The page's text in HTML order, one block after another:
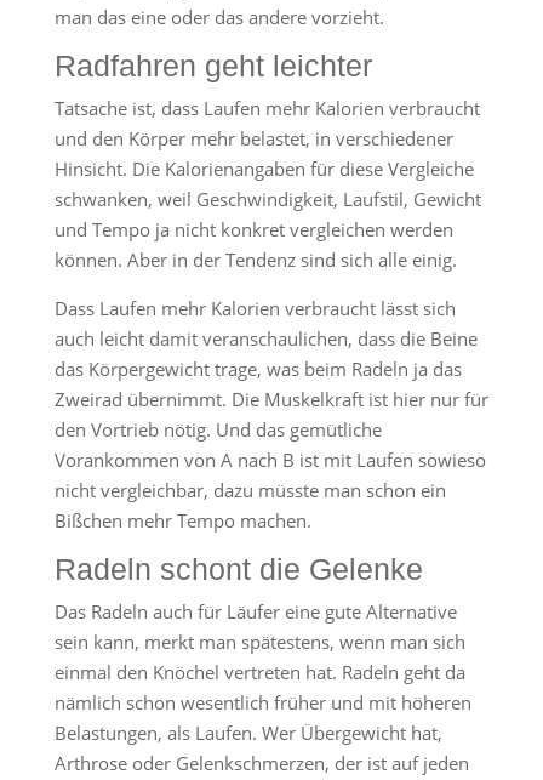
man das eine oder das andere vorzieht.
Radfahren geht leichter
Tatsache ist, dass Laufen mehr Kalorien verbraucht
und den Körper mehr belastet, in verschiedener
Hinsicht. Die Kalorienangaben für diese Vergleiche
schwanken, weil Geschwindigkeit, Laufstil, Gewicht
und Tempo ja nicht konkret vergleichen werden
können. Aber in der Tendenz sind sich alle einig.
Dass Laufen mehr Kalorien verbraucht lässt sich
auch leicht damit veranschaulichen, dass die Beine
das Körpergewicht trage, was beim Radeln ja das
Zweirad übernimmt. Die Muskelkraft ist hier nur für
den Vortrieb nötig. Und das gemütliche
Vorankommen von A nach B ist mit Laufen sowieso
nicht vergleichbar, dazu müsste man schon ein
Bißchen mehr Tempo machen.
Radeln schont die Gelenke
Das Radeln auch für Läufer eine gute Alternative
sein kann, merkt man spätestens, wenn man sich
einmal den Knöchel vertreten hat. Radeln geht da
nämlich schon wesentlich früher und mit höheren
Belastungen, als Laufen. Wer Übergewicht hat,
Arthrose oder Gelenkschmerzen, der ist auf jeden